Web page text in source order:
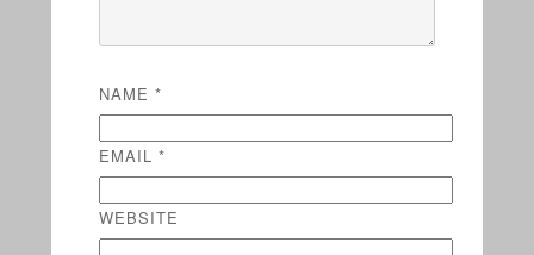
NAME *
EMAIL *
WEBSITE